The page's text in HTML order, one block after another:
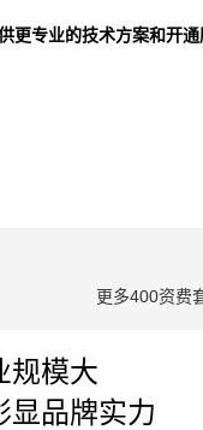
更专业的技术方案和开通
更多400资费
规模大
显品牌实力